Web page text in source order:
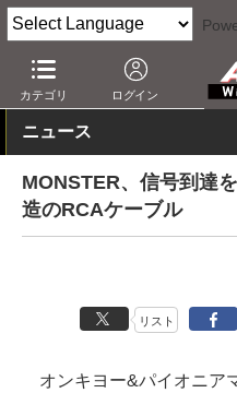
カテゴリ ログイン
AV Watch 製品 AV周辺機器
ニュース
MONSTER、信号到達
造のRCAケーブル
リスト
オンキヨー&パイオニア